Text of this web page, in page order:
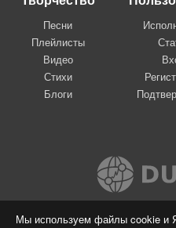
Мы используем файлы cookie и
Песни
Плейлисты
Видео
Стихи
Блоги